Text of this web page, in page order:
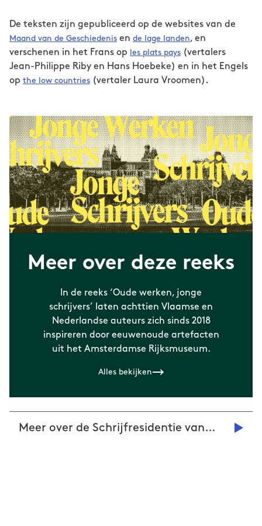
en proza. Hij studeerde af als
woordkunstenaar aan het Koninklijk
Conservatorium Antwerpen, experimenteert
met performance en fictief documentair
proza en richtte mee tijdschrift
op.
De teksten zijn gepubliceerd op de websites van de
Maand van de Geschiedenis en de lage landen, en
verschenen in het Frans op
les plats pays (vertalers
Jean-Philippe Riby en Hans Hoebeke) en in het Engels
op the low countries (vertaler Laura Vroomen) .
Meer over deze reeks
In de reeks ‘Oude werken, jonge
schrijvers’ laten achttien Vlaamse en
Nederlandse auteurs zich sinds 2018
inspireren door eeuwenoude artefacten
uit het Amsterdamse Rijksmuseum.
Alles bekijken
Meer over de Schrijfresidentie van